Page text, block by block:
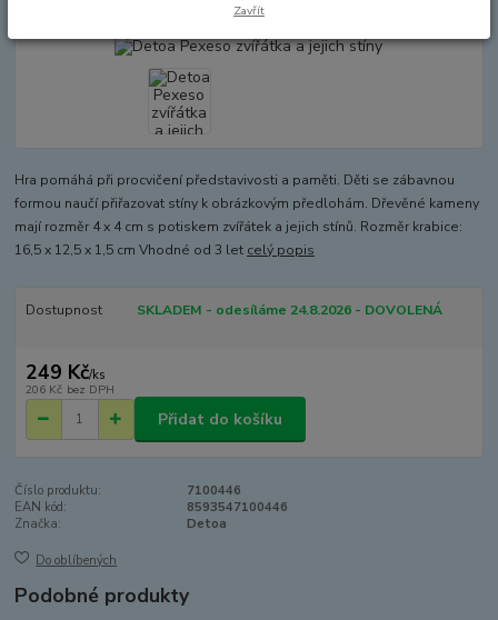
Hra pomáhá při procvičení představivosti a paměti. Děti se zábavnou
formou naučí přiřazovat stíny k obrázkovým předlohám. Dřevěné kameny
mají rozměr 4 x 4 cm s potiskem zvířátek a jejich stínů. Rozměr krabice:
16,5 x 12,5 x 1,5 cm Vhodné od 3 let celý popis
Dostupnost SKLADEM - odesíláme 24.8.2026 - DOVOLENÁ
249 Kč/ks
206 Kč bez DPH
Přidat do košíku
Číslo produktu:
7100446
EAN kód:
8593547100446
Značka:
Detoa
Do oblíbených
Podobné produkty
Zavřít